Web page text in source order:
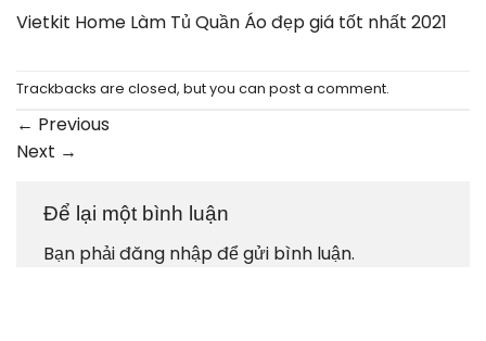
Vietkit Home Làm Tủ Quần Áo đẹp giá tốt nhất 2021
Trackbacks are closed, but you can post a comment.
← Previous
Next →
Để lại một bình luận
Bạn phảiđăng nhậpđể gửi bình luận.